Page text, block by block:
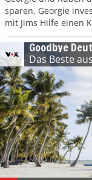
sparen, Georgie
mit Jims Hilfe einen
Goodbye
Das Beste